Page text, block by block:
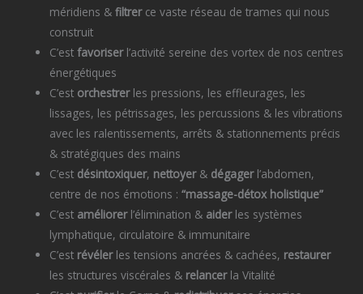
méridiens &filtrerce vaste réseau de trames qui nous
construit
C’estfavoriserl’activité sereine des vortex de nos centres
énergétiques
C’est orchestrerles pressions, les effleurages, les
lissages, les pétrissages, les percussions & les vibrations
avec les ralentissements, arrêts & stationnements précis
& stratégiques des mains
C’est désintoxiquer, nettoyer& dégagerl’abdomen,
centre de nos émotions :“massage-détox holistique”
C’est améliorerl’élimination & aiderles systèmes
lymphatique, circulatoire & immunitaire
C’est révélerles tensions ancrées & cachées, restaurer
les structures viscérales & relancerla Vitalité